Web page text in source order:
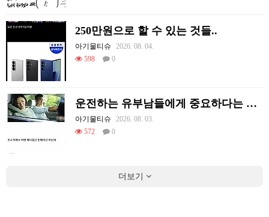
250만원으로 할 수 있는 것들..
아기물티슈
2026. 08. 04.
598
0
운전하는 유부남들에게 중요하다는 조수석 매너
아기물티슈
2026. 08. 03.
572
0
더보기